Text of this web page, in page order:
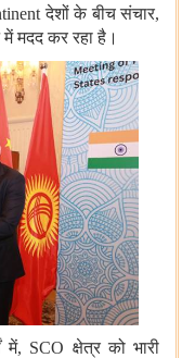
देशों के बीच संचार,
में मदद कर रहा है।
SCO क्षेत्र को भारी